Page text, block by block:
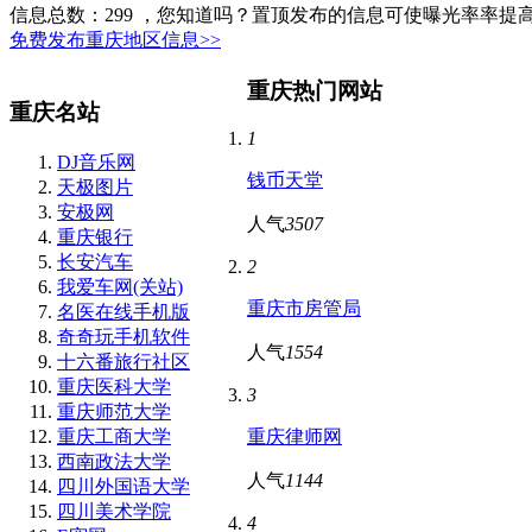
信息总数： 299 ，您知道吗？置顶发布的信息可使曝光率率提
免费发布重庆地区信息>>
重庆名站
DJ音乐网
天极图片
安极网
重庆银行
长安汽车
我爱车网(关站)
名医在线手机版
奇奇玩手机软件
十六番旅行社区
重庆医科大学
重庆师范大学
重庆工商大学
西南政法大学
四川外国语大学
四川美术学院
重庆热门网站
1
钱币天堂
人气3507
2
重庆市房管局
人气1554
3
重庆律师网
人气1144
4